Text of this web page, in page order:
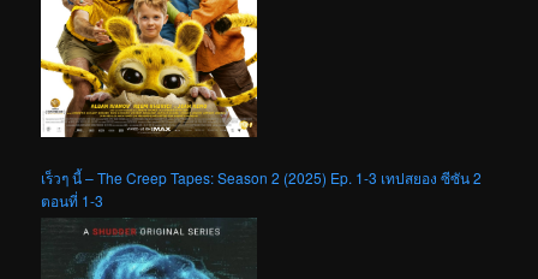
เร็วๆ นี้ – The Creep Tapes: Season 2 (2025) Ep. 1-3 เทปสยอง ซีซัน 2
ตอนที่ 1-3